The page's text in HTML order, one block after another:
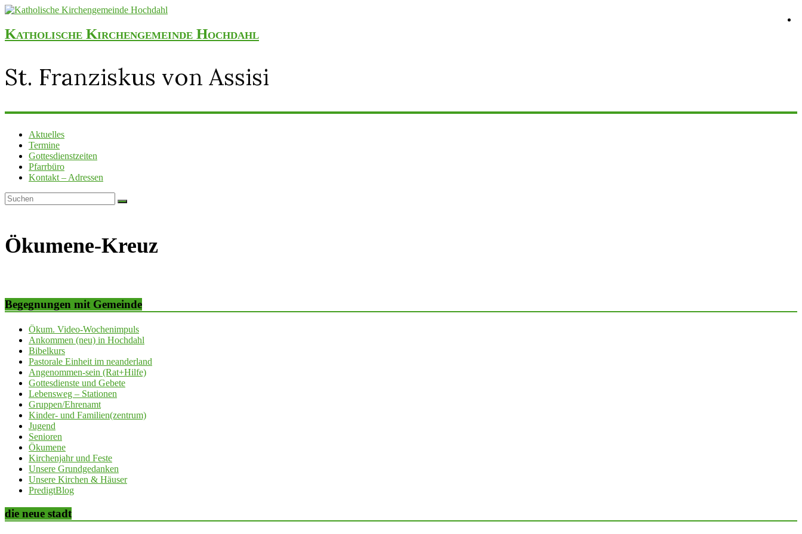
Katholische Kirchengemeinde Hochdahl
St. Franziskus von Assisi
Aktuelles
Termine
Gottesdienstzeiten
Pfarrbüro
Kontakt – Adressen
Ökumene-Kreuz
Begegnungen mit Gemeinde
Ökum. Video-Wochenimpuls
Ankommen (neu) in Hochdahl
Bibelkurs
Pastorale Einheit im neanderland
Angenommen-sein (Rat+Hilfe)
Gottesdienste und Gebete
Lebensweg – Stationen
Gruppen/Ehrenamt
Kinder- und Familien(zentrum)
Jugend
Senioren
Ökumene
Kirchenjahr und Feste
Unsere Grundgedanken
Unsere Kirchen & Häuser
PredigtBlog
die neue stadt